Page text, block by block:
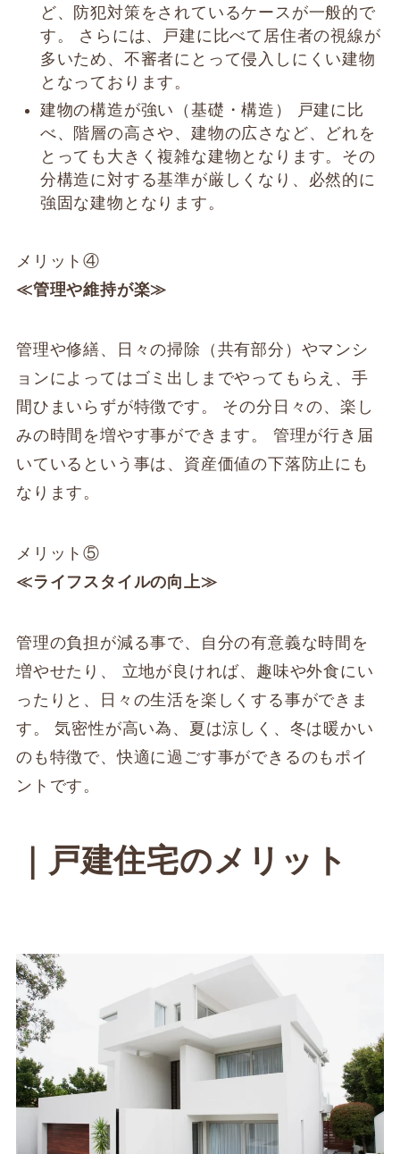
ど、防犯対策をされているケースが一般的で
す。 さらには、戸建に比べて居住者の視線が
多いため、不審者にとって侵入しにくい建物
となっております。
建物の構造が強い（基礎・構造） 戸建に比
べ、階層の高さや、建物の広さなど、どれを
とっても大きく複雑な建物となります。その
分構造に対する基準が厳しくなり、必然的に
強固な建物となります。
メリット④
≪管理や維持が楽≫
管理や修繕、日々の掃除（共有部分）やマンシ
ョンによってはゴミ出しまでやってもらえ、手
間ひまいらずが特徴です。 その分日々の、楽し
みの時間を増やす事ができます。 管理が行き届
いているという事は、資産価値の下落防止にも
なります。
メリット⑤
≪ライフスタイルの向上≫
管理の負担が減る事で、自分の有意義な時間を
増やせたり、 立地が良ければ、趣味や外食にい
ったりと、日々の生活を楽しくする事ができま
す。 気密性が高い為、夏は涼しく、冬は暖かい
のも特徴で、快適に過ごす事ができるのもポイ
ントです。
｜戸建住宅のメリット